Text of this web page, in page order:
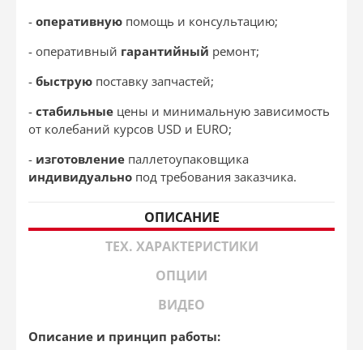
- оперативную помощь и консультацию;
- оперативный гарантийный ремонт;
- быструю поставку запчастей;
- стабильные цены и минимальную зависимость
от колебаний курсов USD и EURO;
- изготовление паллетоупаковщика
индивидуально под требования заказчика.
ОПИСАНИЕ
ТЕХ. ХАРАКТЕРИСТИКИ
ОПЦИИ
ВИДЕО
Описание и принцип работы: